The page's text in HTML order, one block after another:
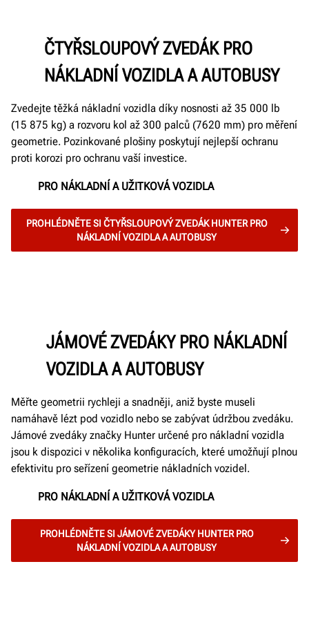
ČTYŘSLOUPOVÝ ZVEDÁK PRO
NÁKLADNÍ VOZIDLA A AUTOBUSY
Zvedejte těžká nákladní vozidla díky nosnosti až 35 000 lb
(15 875 kg) a rozvoru kol až 300 palců (7620 mm) pro měření
geometrie. Pozinkované plošiny poskytují nejlepší ochranu
proti korozi pro ochranu vaší investice.
PRO NÁKLADNÍ A UŽITKOVÁ VOZIDLA
PROHLÉDNĚTE SI ČTYŘSLOUPOVÝ ZVEDÁK HUNTER PRO
NÁKLADNÍ VOZIDLA A AUTOBUSY
JÁMOVÉ ZVEDÁKY PRO NÁKLADNÍ
VOZIDLA A AUTOBUSY
Měřte geometrii rychleji a snadněji, aniž byste museli
namáhavě lézt pod vozidlo nebo se zabývat údržbou zvedáku.
Jámové zvedáky značky Hunter určené pro nákladní vozidla
jsou k dispozici v několika konfiguracích, které umožňují plnou
efektivitu pro seřízení geometrie nákladních vozidel.
PRO NÁKLADNÍ A UŽITKOVÁ VOZIDLA
PROHLÉDNĚTE SI JÁMOVÉ ZVEDÁKY HUNTER PRO
NÁKLADNÍ VOZIDLA A AUTOBUSY